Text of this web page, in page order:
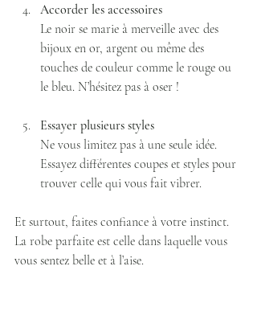
Accorder les accessoires
Le noir se marie à merveille avec des
bijoux en or, argent ou même des
touches de couleur comme le rouge ou
le bleu. N’hésitez pas à oser !
Essayer plusieurs styles
Ne vous limitez pas à une seule idée.
Essayez différentes coupes et styles pour
trouver celle qui vous fait vibrer.
Et surtout, faites confiance à votre instinct.
La robe parfaite est celle dans laquelle vous
vous sentez belle et à l’aise.